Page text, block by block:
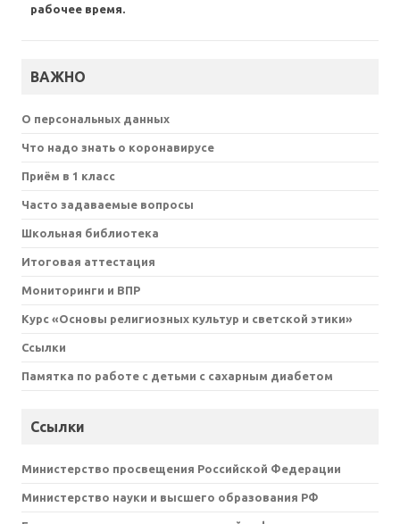
рабочее время.
ВАЖНО
О персональных данных
Что надо знать о коронавирусе
Приём в 1 класс
Часто задаваемые вопросы
Школьная библиотека
Итоговая аттестация
Мониторинги и ВПР
Курс «Основы религиозных культур и светской этики»
Ссылки
Памятка по работе с детьми с сахарным диабетом
Ссылки
Министерство просвещения Российской Федерации
Министерство науки и высшего образования РФ